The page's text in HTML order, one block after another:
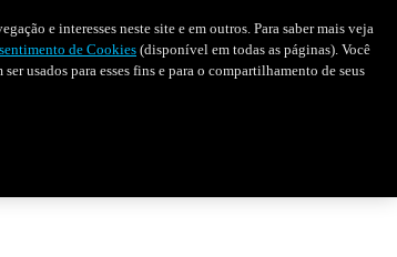
e interesses neste site e em outros. Para saber mais veja
de Cookies(disponível em todas as páginas). Você
usados para esses fins e para o compartilhamento de seus